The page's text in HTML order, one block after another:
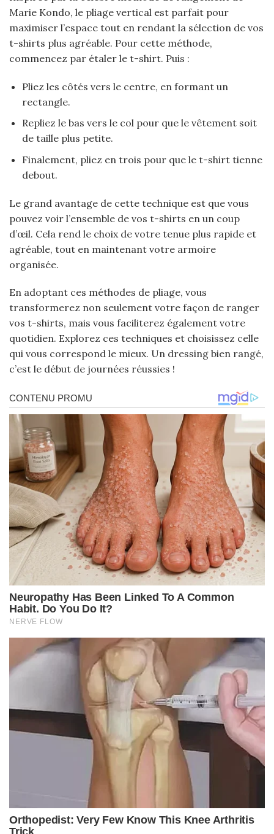
Marie Kondo, le pliage vertical est parfait pour
maximiser l’espace tout en rendant la sélection de vos
t-shirts plus agréable. Pour cette méthode,
commencez par étaler le t-shirt. Puis :
Pliez les côtés vers le centre, en formant un
rectangle.
Repliez le bas vers le col pour que le vêtement soit
de taille plus petite.
Finalement, pliez en trois pour que le t-shirt tienne
debout.
Le grand avantage de cette technique est que vous
pouvez voir l’ensemble de vos t-shirts en un coup
d’œil. Cela rend le choix de votre tenue plus rapide et
agréable, tout en maintenant votre armoire
organisée.
En adoptant ces méthodes de pliage, vous
transformerez non seulement votre façon de ranger
vos t-shirts, mais vous faciliterez également votre
quotidien. Explorez ces techniques et choisissez celle
qui vous correspond le mieux. Un dressing bien rangé,
c’est le début de journées réussies !